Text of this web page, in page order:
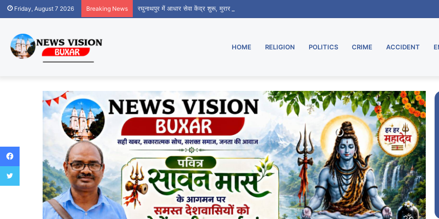
Friday, August 7 2026 Breaking News रघुनाथपुर में आधार सेवा केंद्र शुरू, मुरार उपडाकघर नए भवन में हुआ स्थानांतरित
HOME RELIGION POLITICS CRIME ACCIDENT
Facebook